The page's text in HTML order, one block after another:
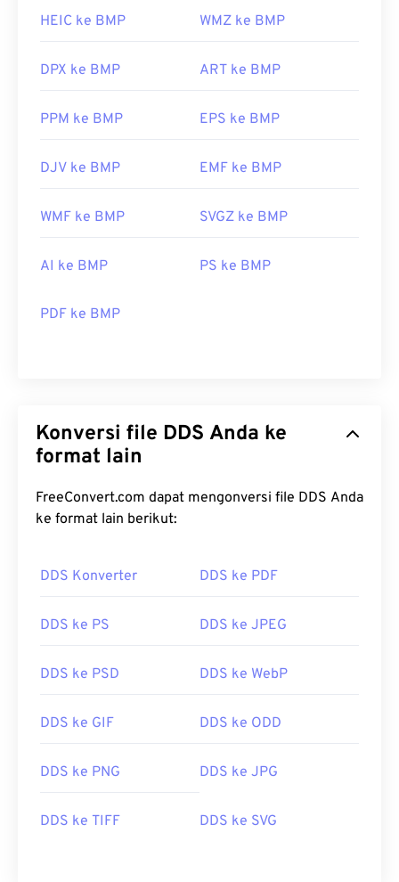
HEIC ke BMP WMZ ke BMP
DPX ke BMP ART ke BMP
PPM ke BMP EPS ke BMP
DJV ke BMP EMF ke BMP
WMF ke BMP SVGZ ke BMP
AI ke BMP PS ke BMP
PDF ke BMP
Konversi file DDS Anda ke
format lain
FreeConvert.com dapat mengonversi file DDS Anda
ke format lain berikut:
DDS Konverter DDS ke PDF
DDS ke PS DDS ke JPEG
DDS ke PSD DDS ke WebP
DDS ke GIF DDS ke ODD
DDS ke PNG DDS ke JPG
DDS ke TIFF DDS ke SVG